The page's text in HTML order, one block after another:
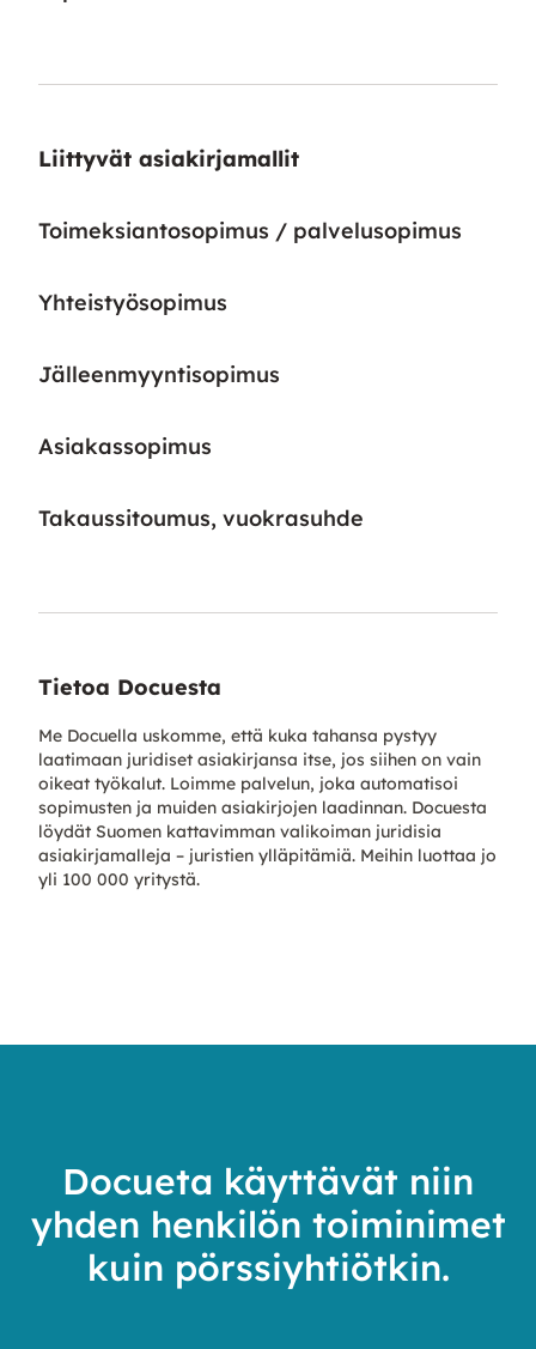
Liittyvät asiakirjamallit
Toimeksiantosopimus / palvelusopimus
Yhteistyösopimus
Jälleenmyyntisopimus
Asiakassopimus
Takaussitoumus, vuokrasuhde
Tietoa Docuesta
Me Docuella uskomme, että kuka tahansa pystyy
laatimaan juridiset asiakirjansa itse, jos siihen on vain
oikeat työkalut. Loimme palvelun, joka automatisoi
sopimusten ja muiden asiakirjojen laadinnan. Docuesta
löydät Suomen kattavimman valikoiman juridisia
asiakirjamalleja – juristien ylläpitämiä. Meihin luottaa jo
yli 100 000 yritystä.
Docueta käyttävät niin
yhden henkilön toiminimet
kuin pörssiyhtiötkin.